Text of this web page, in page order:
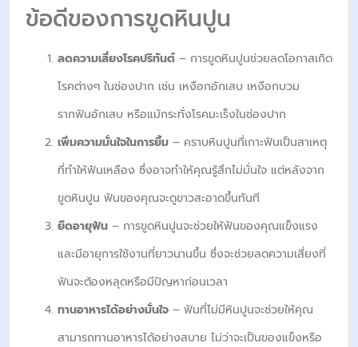
ข้อดีของการขูดหินปูน​
ลดความเสี่ยงโรคปริทันต์ – การขูดหินปูนช่วยลดโอกาสเกิด
โรคต่างๆ ในช่องปาก เช่น เหงือกอักเสบ เหงือกบวม
รากฟันอักเสบ หรือแม้กระทั่งโรคมะเร็งในช่องปาก
เพิ่มความมั่นใจในการยิ้ม – คราบหินปูนที่เกาะฟันเป็นสาเหตุ
ที่ทำให้ฟันเหลือง ซึ่งอาจทำให้คุณรู้สึกไม่มั่นใจ แต่หลังจาก
ขูดหินปูน ฟันของคุณจะดูขาวสะอาดขึ้นทันที
ยืดอายุฟัน – การขูดหินปูนจะช่วยให้ฟันของคุณแข็งแรง
และมีอายุการใช้งานที่ยาวนานขึ้น ซึ่งจะช่วยลดความเสี่ยงที่
ฟันจะต้องหลุดหรือมีปัญหาก่อนเวลา
ทานอาหารได้อย่างมั่นใจ – ฟันที่ไม่มีหินปูนจะช่วยให้คุณ
สามารถทานอาหารได้อย่างสบาย ไม่ว่าจะเป็นของแข็งหรือ